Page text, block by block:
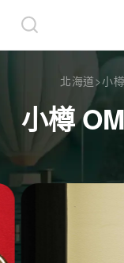
北海道>小
小樽